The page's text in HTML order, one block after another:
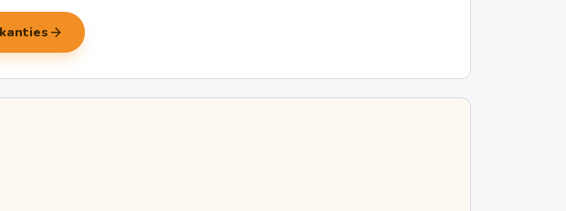
arrow_forward